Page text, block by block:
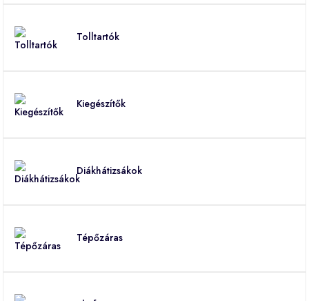
Tolltartók
Kiegészítők
Diákhátizsákok
Tépőzáras